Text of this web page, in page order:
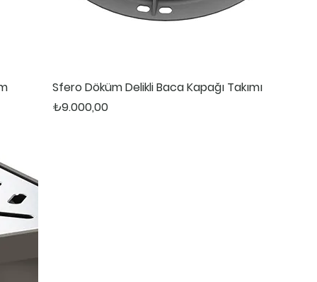
Sfero Döküm Delikli Baca Kapağı Takımı
Fiyat
₺9.000,00